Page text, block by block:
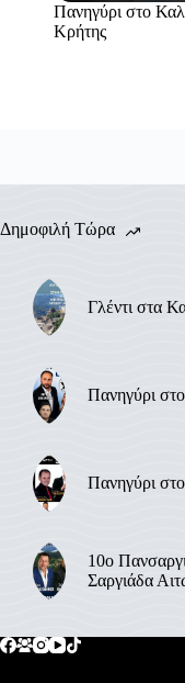
Πανηγύρι στο
Κρήτης
Δημοφιλή Τώρα
Γλέντι στα
Πανηγύρι
Πανηγύρι
10ο
Σαργιάδα